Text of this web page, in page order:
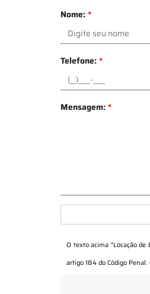
Nome:*
Telefone:*
Mensagem:*
O texto acima "Locação
artigo 184 do Código Penal.